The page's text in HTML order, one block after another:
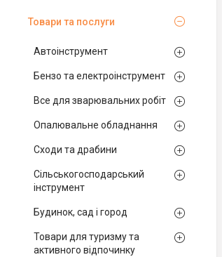
Товари та послуги
Автоінструмент
Бензо та електроінструмент
Все для зварювальних робіт
Опалювальне обладнання
Сходи та драбини
Сільськогосподарський
інструмент
Будинок, сад і город
Товари для туризму та
активного відпочинку